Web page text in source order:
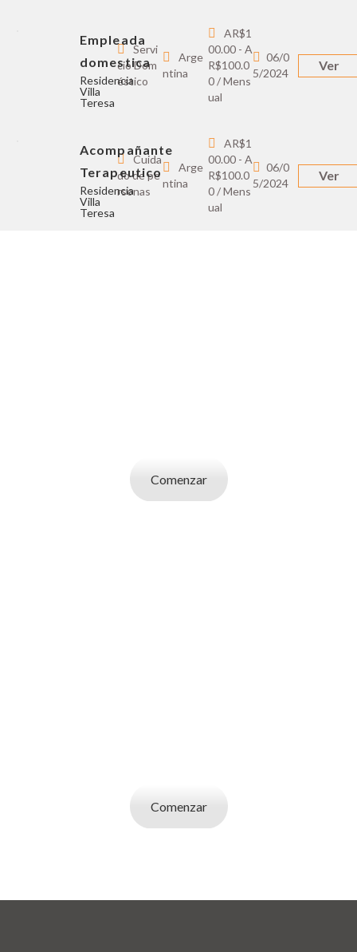
Empleada
domestica
Residencia
Villa
Teresa
Servi
cio Dom
éstico
Arge
ntina
AR$1
00.00 - A
R$100.0
0 / Mens
ual
06/0
5/2024
Ver
Acompañante
Terapeutico
Residencia
Villa
Teresa
Cuida
do de pe
rsonas
Arge
ntina
AR$1
00.00 - A
R$100.0
0 / Mens
ual
06/0
5/2024
Ver
Comenzar
Comenzar